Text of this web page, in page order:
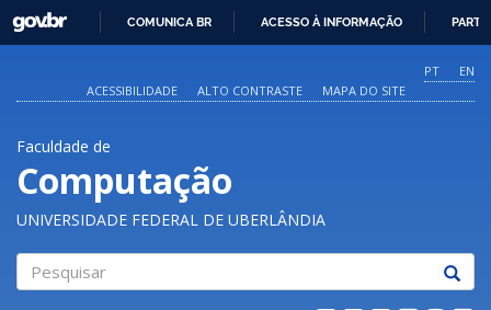
O
CONTEÚDO
GOVBR
COMUNICA BR ACESSO À INFORMAÇÃO
PT
EN
ACESSIBILIDADE
ALTO CONTRASTE MAPA DO SITE
Faculdade de
Computação
UNIVERSIDADE FEDERAL DE UBERLÂNDIA